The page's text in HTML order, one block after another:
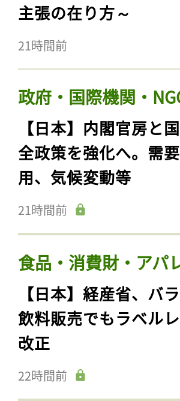
主張の在り方～
21時間前
政府・国際機関・
【日本】内閣官房と
全政策を強化へ。需
用、気候変動等
21時間前
食品・消費財・アパ
【日本】経産省、バ
飲料販売でもラベル
改正
22時間前